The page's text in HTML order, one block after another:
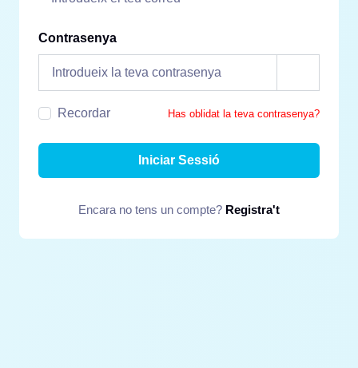
Contrasenya
Recordar Has oblidat la teva contrasenya?
Iniciar Sessió
Encara no tens un compte? Registra't